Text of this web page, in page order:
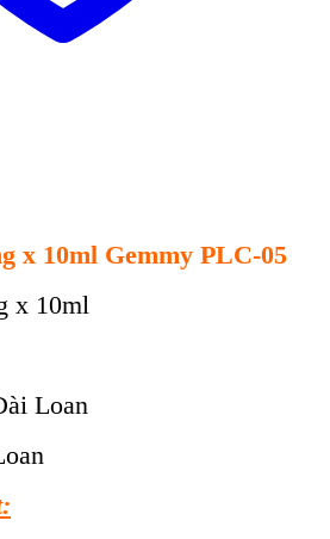
x 10ml Gemmy PLC-05
x 10ml
Loan